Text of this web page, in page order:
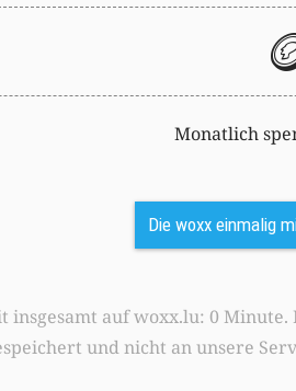
Monatlich
Die woxx einmalig
woxx.lu: 0 Minute. Diese Daten werden nur in Ihrem Browser
und nicht an unsere